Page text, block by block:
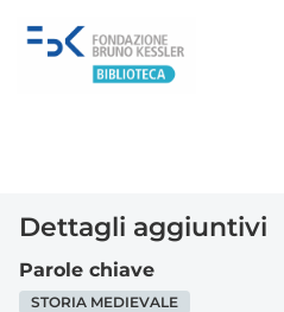
Dettagli aggiuntivi
Parole chiave
STORIA MEDIEVALE